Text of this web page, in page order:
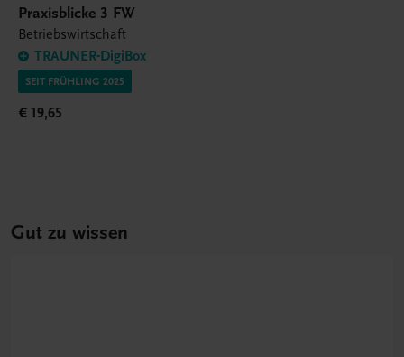
Praxisblicke 3 FW
Betriebswirtschaft
TRAUNER-DigiBox
SEIT FRÜHLING 2025
€ 19,65
Gut zu wissen